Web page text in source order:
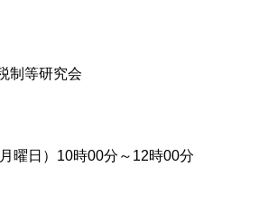
制等研究会
曜日）10時00分～12時00分